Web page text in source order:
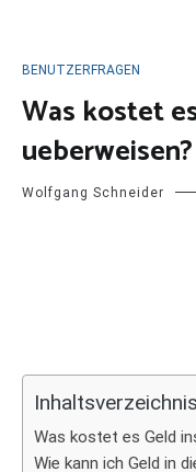
BENUTZERFRAGEN
Was kostet
ueberweisen?
Wolfgang Schneider
Inhaltsverzeichnis
Was kostet es Geld
Wie kann ich Geld in